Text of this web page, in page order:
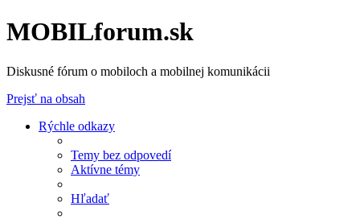
MOBILforum.sk
Diskusné fórum o mobiloch a mobilnej komunikácii
Prejsť na obsah
Rýchle odkazy
Temy bez odpovedí
Aktívne témy
Hľadať